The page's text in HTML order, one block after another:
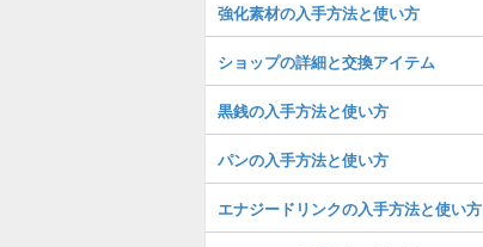
強化素材の入手方法と使い方
ショップの詳細と交換アイテム
黒銭の入手方法と使い方
パンの入手方法と使い方
エナジードリンクの入手方法と使い方